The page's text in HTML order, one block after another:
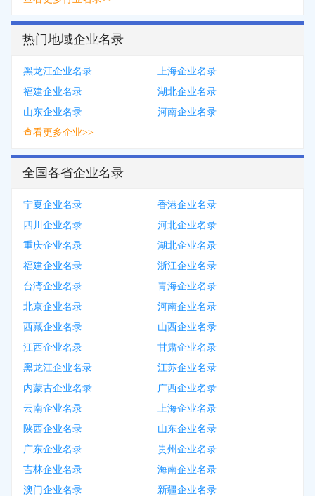
热门地域企业名录
黑龙江企业名录
上海企业名录
福建企业名录
湖北企业名录
山东企业名录
河南企业名录
查看更多企业>>
全国各省企业名录
宁夏企业名录
香港企业名录
四川企业名录
河北企业名录
重庆企业名录
湖北企业名录
福建企业名录
浙江企业名录
台湾企业名录
青海企业名录
北京企业名录
河南企业名录
西藏企业名录
山西企业名录
江西企业名录
甘肃企业名录
黑龙江企业名录
江苏企业名录
内蒙古企业名录
广西企业名录
云南企业名录
上海企业名录
陕西企业名录
山东企业名录
广东企业名录
贵州企业名录
吉林企业名录
海南企业名录
澳门企业名录
新疆企业名录